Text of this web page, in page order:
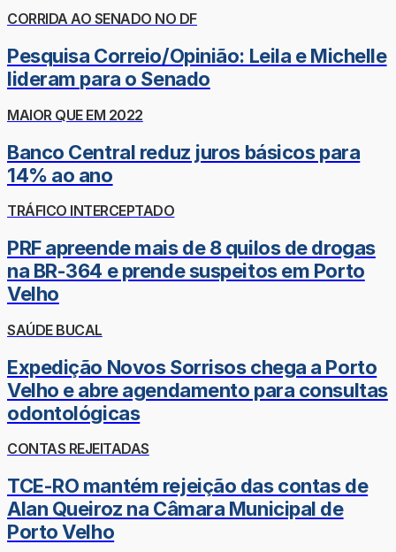
CORRIDA AO SENADO NO DF
Pesquisa Correio/Opinião: Leila e Michelle
lideram para o Senado
MAIOR QUE EM 2022
Banco Central reduz juros básicos para
14% ao ano
TRÁFICO INTERCEPTADO
PRF apreende mais de 8 quilos de drogas
na BR-364 e prende suspeitos em Porto
Velho
SAÚDE BUCAL
Expedição Novos Sorrisos chega a Porto
Velho e abre agendamento para consultas
odontológicas
CONTAS REJEITADAS
TCE-RO mantém rejeição das contas de
Alan Queiroz na Câmara Municipal de
Porto Velho